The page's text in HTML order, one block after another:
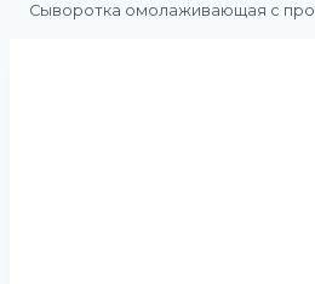
Сыворотка омолаживающая с